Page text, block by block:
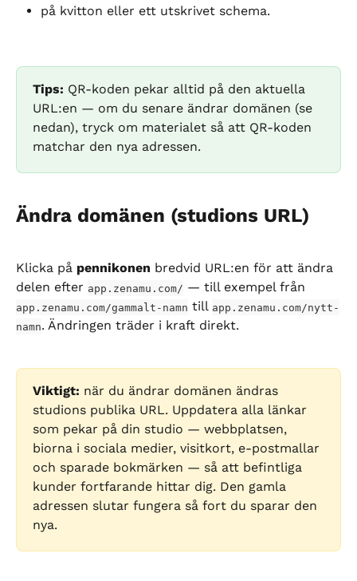
på kvitton eller ett utskrivet schema.
Tips: QR-koden pekar alltid på den aktuella
URL:en — om du senare ändrar domänen (se
nedan), tryck om materialet så att QR-koden
matchar den nya adressen.
Ändra domänen (studions URL)
Klicka på pennikonen bredvid URL:en för att ändra
delen efter app.zenamu.com/ — till exempel från
app.zenamu.com/gammalt-namn till app.zenamu.com/nytt-
namn. Ändringen träder i kraft direkt.
Viktigt: när du ändrar domänen ändras
studions publika URL. Uppdatera alla länkar
som pekar på din studio — webbplatsen,
biorna i sociala medier, visitkort, e-postmallar
och sparade bokmärken — så att befintliga
kunder fortfarande hittar dig. Den gamla
adressen slutar fungera så fort du sparar den
nya.